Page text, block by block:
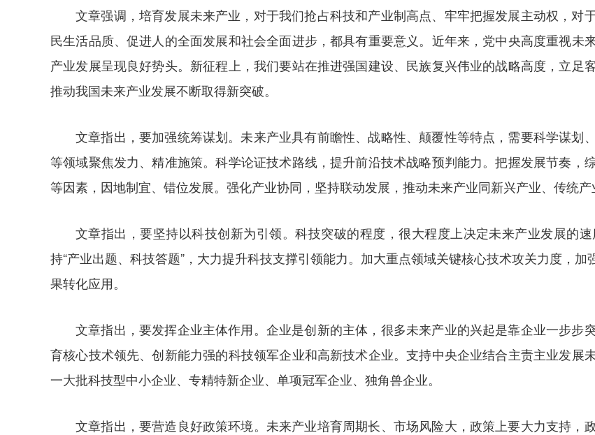
文章强调，培育发展未来产业，对于我们抢占科技和产业制高点、牢牢把握发展主动权，对
民生活品质、促进人的全面发展和社会全面进步，都具有重要意义。近年来，党中央高度重视
产业发展呈现良好势头。新征程上，我们要站在推进强国建设、民族复兴伟业的战略高度，立足
推动我国未来产业发展不断取得新突破。
文章指出，要加强统筹谋划。未来产业具有前瞻性、战略性、颠覆性等特点，需要科学谋划
等领域聚焦发力、精准施策。科学论证技术路线，提升前沿技术战略预判能力。把握发展节奏，
等因素，因地制宜、错位发展。强化产业协同，坚持联动发展，推动未来产业同新兴产业、传统产
文章指出，要坚持以科技创新为引领。科技突破的程度，很大程度上决定未来产业发展的
持“产业出题、科技答题”，大力提升科技支撑引领能力。加大重点领域关键核心技术攻关力度，
果转化应用。
文章指出，要发挥企业主体作用。企业是创新的主体，很多未来产业的兴起是靠企业一步步
育核心技术领先、创新能力强的科技领军企业和高新技术企业。支持中央企业结合主责主业发展
一大批科技型中小企业、专精特新企业、单项冠军企业、独角兽企业。
文章指出，要营造良好政策环境。未来产业培育周期长、市场风险大，政策上要大力支持，